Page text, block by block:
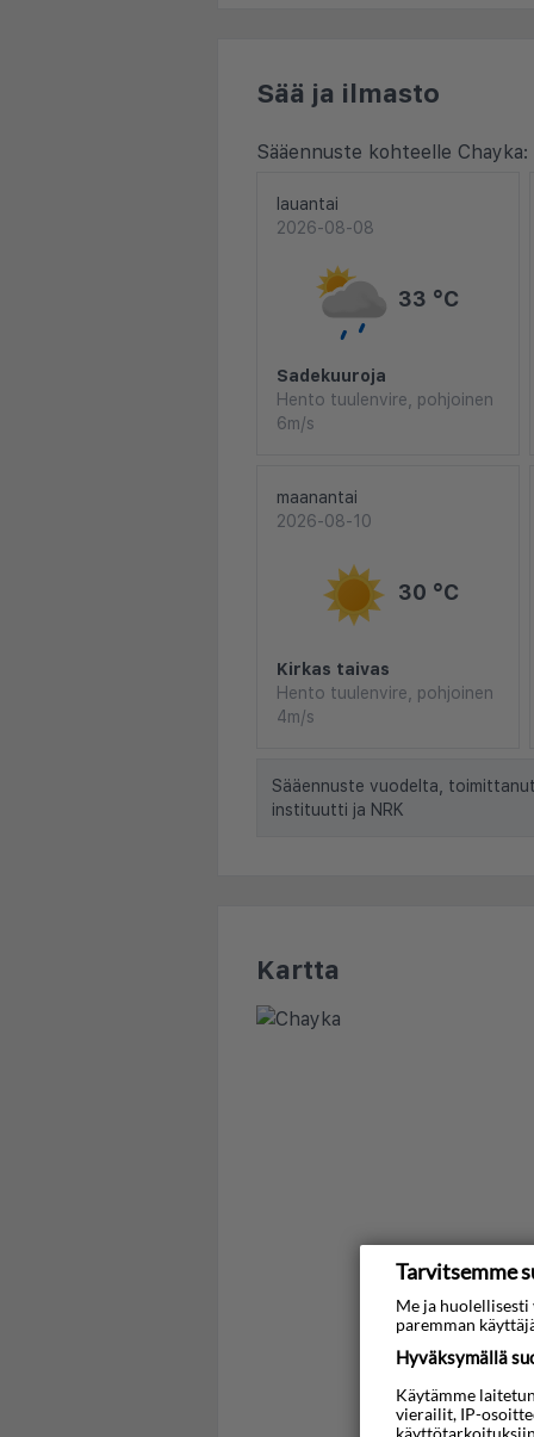
Sää ja ilmasto
Sääennuste kohteelle Chayka:
lauantai
2026-08-08
33 °C
Sadekuuroja
Hento tuulenvire, pohjoinen
6m/s
maanantai
2026-08-10
30 °C
Kirkas taivas
Hento tuulenvire, pohjoinen
4m/s
Sääennuste vuodelta,
instituutti ja NRK
Kartta
Tarvitsemme
Me ja huolellisesti
paremman
Hyväksymällä
Käytämme
vierailit, IP-